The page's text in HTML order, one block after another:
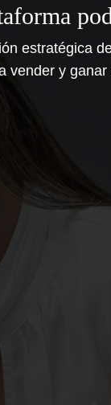
estratégica
vender y ganar